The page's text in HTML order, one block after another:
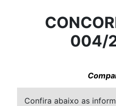
004/
Confira abaixo as